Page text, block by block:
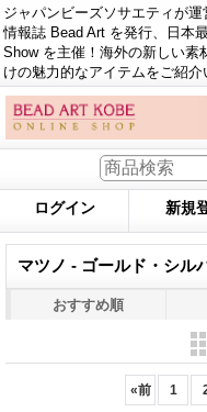
ジャパンビーズソサエティが
情報誌 Bead Art を発行、日本
Show を主催！海外の新しい素
けの魅力的なアイテムをご紹介
ログイン 新規
マツノ - ゴールド・シル
おすすめ順
«前 1